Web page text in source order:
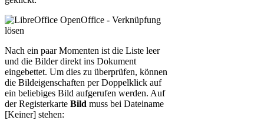
Nach ein paar Momenten ist die Liste leer
und die Bilder direkt ins Dokument
eingebettet. Um dies zu überprüfen, können
die Bildeigenschaften per Doppelklick auf
ein beliebiges Bild aufgerufen werden. Auf
der Registerkarte Bild muss bei Dateiname
[Keiner] stehen: